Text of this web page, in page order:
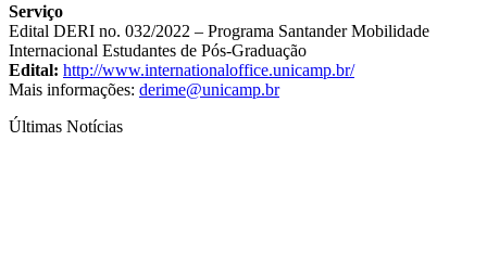
Serviço
Edital DERI no. 032/2022 – Programa Santander Mobilidade
Internacional Estudantes de Pós-Graduação
Edital: http://www.internationaloffice.unicamp.br/
Mais informações: derime@unicamp.br
Últimas Notícias